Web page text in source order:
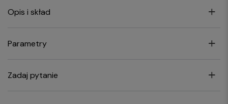
Opis i skład
Parametry
Zadaj pytanie